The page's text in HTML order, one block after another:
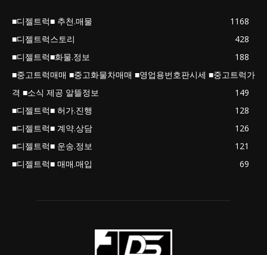
■디젤트럭■ 추천.매물
1168
■디젤트럭스토리
428
■디젤트럭■화물.정보
188
■중고트럭매매 ■중고화물차매매 ■영업용번호판시세 ■중고트럭가
격 ■소식 제공 알뜰정보
149
■디젤트럭■ 허가.진행
128
■디젤트럭■ 계약.상담
126
■디젤트럭■ 운송.정보
121
■디젤트럭■ 매매.매입
69